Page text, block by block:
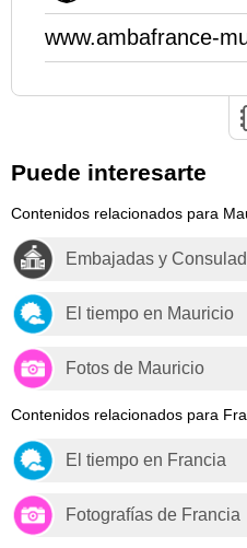
www.ambafrance-
Puede interesarte
Contenidos relacionados para
Embajadas y
El tiempo en Mauricio
Fotos de Mauricio
Contenidos relacionados para
El tiempo en Francia
Fotografías de Francia